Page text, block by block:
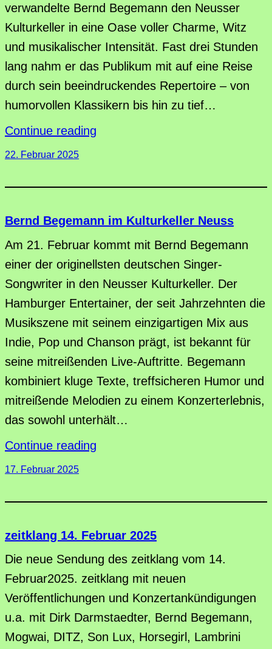
verwandelte Bernd Begemann den Neusser
Kulturkeller in eine Oase voller Charme, Witz
und musikalischer Intensität. Fast drei Stunden
lang nahm er das Publikum mit auf eine Reise
durch sein beeindruckendes Repertoire – von
humorvollen Klassikern bis hin zu tief…
Continue reading
22. Februar 2025
Bernd Begemann im Kulturkeller Neuss
Am 21. Februar kommt mit Bernd Begemann
einer der originellsten deutschen Singer-
Songwriter in den Neusser Kulturkeller. Der
Hamburger Entertainer, der seit Jahrzehnten die
Musikszene mit seinem einzigartigen Mix aus
Indie, Pop und Chanson prägt, ist bekannt für
seine mitreißenden Live-Auftritte. Begemann
kombiniert kluge Texte, treffsicheren Humor und
mitreißende Melodien zu einem Konzerterlebnis,
das sowohl unterhält…
Continue reading
17. Februar 2025
zeitklang 14. Februar 2025
Die neue Sendung des zeitklang vom 14.
Februar2025. zeitklang mit neuen
Veröffentlichungen und Konzertankündigungen
u.a. mit Dirk Darmstaedter, Bernd Begemann,
Mogwai, DITZ, Son Lux, Horsegirl, Lambrini